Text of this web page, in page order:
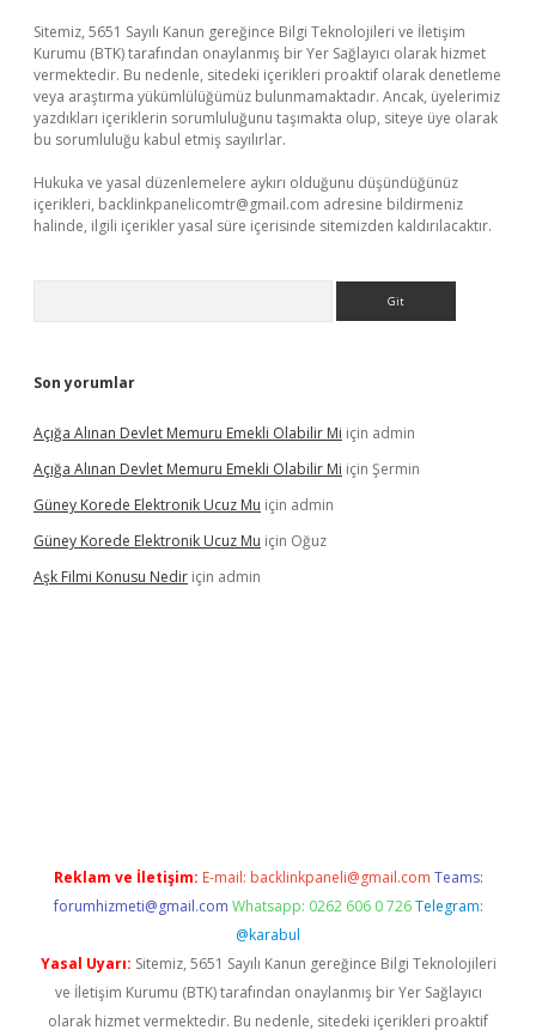
Sitemiz, 5651 Sayılı Kanun gereğince Bilgi Teknolojileri ve İletişim
Kurumu (BTK) tarafından onaylanmış bir Yer Sağlayıcı olarak hizmet
vermektedir. Bu nedenle, sitedeki içerikleri proaktif olarak denetleme
veya araştırma yükümlülüğümüz bulunmamaktadır. Ancak, üyelerimiz
yazdıkları içeriklerin sorumluluğunu taşımakta olup, siteye üye olarak
bu sorumluluğu kabul etmiş sayılırlar.
Hukuka ve yasal düzenlemelere aykırı olduğunu düşündüğünüz
içerikleri, backlinkpanelicomtr@gmail.com adresine bildirmeniz
halinde, ilgili içerikler yasal süre içerisinde sitemizden kaldırılacaktır.
Son yorumlar
Açığa Alınan Devlet Memuru Emekli Olabilir Mi için admin
Açığa Alınan Devlet Memuru Emekli Olabilir Mi için Şermin
Güney Korede Elektronik Ucuz Mu için admin
Güney Korede Elektronik Ucuz Mu için Oğuz
Aşk Filmi Konusu Nedir için admin
Reklam ve İletişim: E-mail: backlinkpaneli@gmail.com Teams:
forumhizmeti@gmail.com Whatsapp: 0262 606 0 726 Telegram:
@karabul
Yasal Uyarı: Sitemiz, 5651 Sayılı Kanun gereğince Bilgi Teknolojileri
ve İletişim Kurumu (BTK) tarafından onaylanmış bir Yer Sağlayıcı
olarak hizmet vermektedir. Bu nedenle, sitedeki içerikleri proaktif